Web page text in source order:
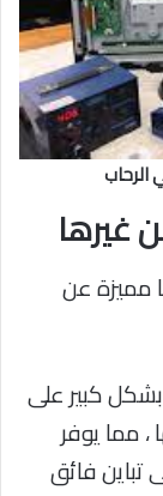
مميزة عن
كبير على
تباين فائق